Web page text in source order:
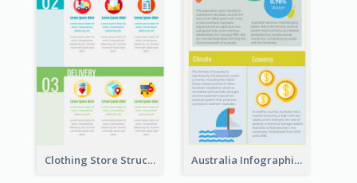
Clothing Store Structure Infographic Australia Infographic